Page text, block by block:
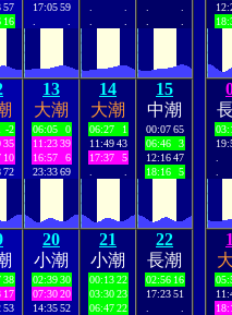
57
16
17:05 59
-2
35
10
72
13
大潮
06:05
0
11:23 39
16:57
6
23:33 69
14
大潮
06:27
1
11:49 43
17:37
5
15
中潮
00:07 65
06:46
3
12:16 47
18:16
5
38
17
53
20
小潮
02:39 30
07:30 20
14:35 52
21
小潮
00:13 22
03:30 23
06:47 22
22
長潮
02:56 16
17:23 51